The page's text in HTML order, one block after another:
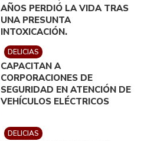
AÑOS PERDIÓ LA VIDA TRAS
UNA PRESUNTA
INTOXICACIÓN.
DELICIAS
CAPACITAN A
CORPORACIONES DE
SEGURIDAD EN ATENCIÓN DE
VEHÍCULOS ELÉCTRICOS
DELICIAS